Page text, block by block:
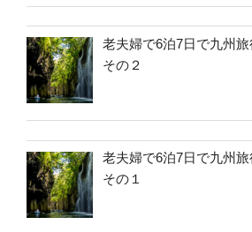
老夫婦で6泊7日で九州
その２
老夫婦で6泊7日で九州
その１